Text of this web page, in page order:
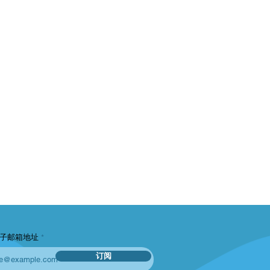
邮箱地址
订阅